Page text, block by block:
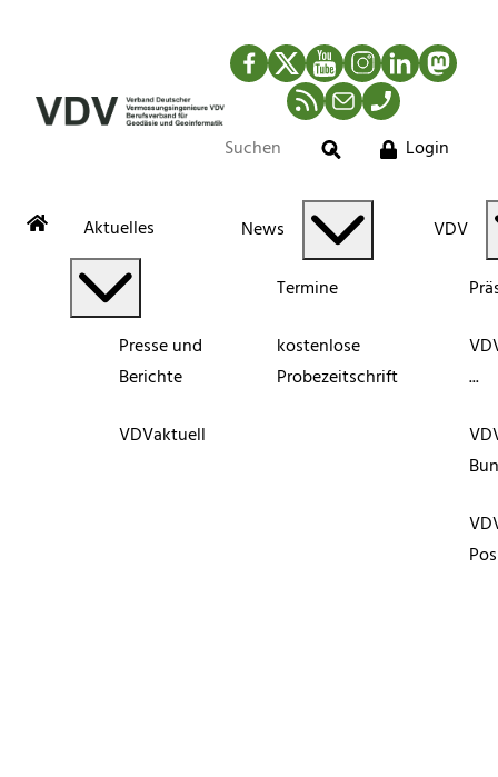
Facebook
TwitterYouTubeInstagram
LinkedIn
RSS-Newsfeed
MailTelefon
Suche
Login
Aktuelles
Presse und
Berichte
VDVaktuell
News
Termine
kostenlose
Probezeitschrift
VDV
...